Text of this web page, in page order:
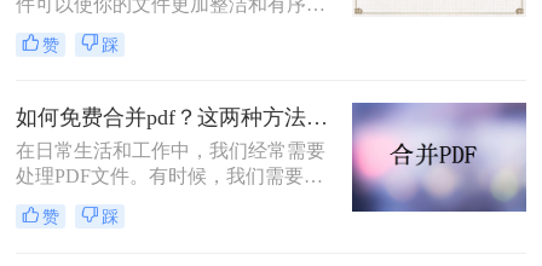
你可以将相关的文件合并到一个PDF
中，以便更方便地查阅和管理。其
省存储空间。如果你有许多零散的
PDF文件，合并它们可以降低文件数
量，提高工作效率。
赞 踩
如何免费合并pdf？这两种方法简单好用！
​在日常生活和工作中，我们经常需要
处理PDF文件。有时候，我们需要将
两个或多个PDF文件合并成一个文
件，以方便管理和分享。那么，如何
赞 踩